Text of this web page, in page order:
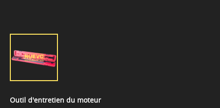
Outil d'entretien du moteur